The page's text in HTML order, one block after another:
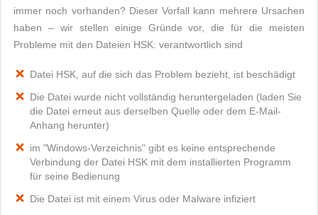
immer noch vorhanden? Dieser Vorfall kann mehrere Ursachen
haben – wir stellen einige Gründe vor, die für die meisten
Probleme mit den Dateien HSK: verantwortlich sind
Datei HSK, auf die sich das Problem bezieht, ist beschädigt
Die Datei wurde nicht vollständig heruntergeladen (laden Sie
die Datei erneut aus derselben Quelle oder dem E-Mail-
Anhang herunter)
im "Windows-Verzeichnis" gibt es keine entsprechende
Verbindung der Datei HSK mit dem installierten Programm
für seine Bedienung
Die Datei ist mit einem Virus oder Malware infiziert